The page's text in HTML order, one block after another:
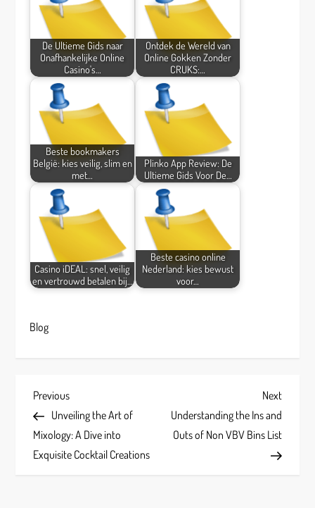
De Ultieme Gids naar
Onafhankelijke Online
Casino's…
Ontdek de Wereld van
Online Gokken Zonder
CRUKS:…
Beste bookmakers
België: kies veilig, slim en
met…
Plinko App Review: De
Ultieme Gids Voor De…
Casino iDEAL: snel, veilig
en vertrouwd betalen bij…
Beste casino online
Nederland: kies bewust
voor…
Blog
P
o
s
Previous
Post
Previous
Unveiling the Art of
Mixology: A Dive into
Exquisite Cocktail Creations
Next
Post
Next
Understanding the Ins and
Outs of Non VBV Bins List